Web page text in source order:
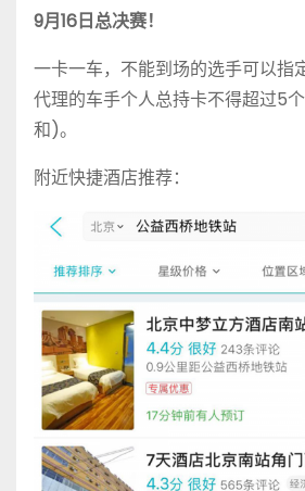
9月16日总决赛！
一卡一车，不能到场的选手可以指
代理的车手个人总持卡不得超过5
和)。
附近快捷酒店推荐：